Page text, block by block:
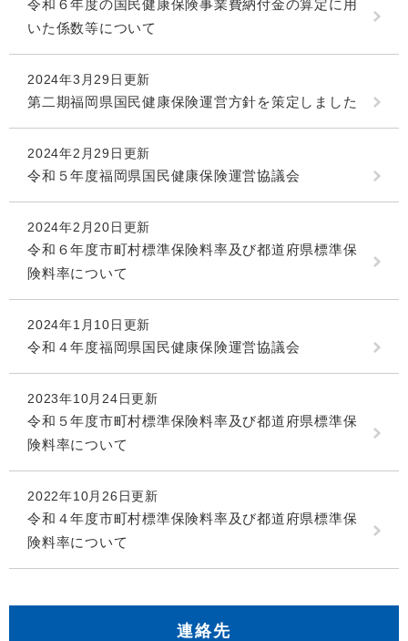
令和６年度の国民健康保険事業費納付金の算定に用
いた係数等について
2024年3月29日更新
第二期福岡県国民健康保険運営方針を策定しました
2024年2月29日更新
令和５年度福岡県国民健康保険運営協議会
2024年2月20日更新
令和６年度市町村標準保険料率及び都道府県標準保
険料率について
2024年1月10日更新
令和４年度福岡県国民健康保険運営協議会
2023年10月24日更新
令和５年度市町村標準保険料率及び都道府県標準保
険料率について
2022年10月26日更新
令和４年度市町村標準保険料率及び都道府県標準保
険料率について
連絡先